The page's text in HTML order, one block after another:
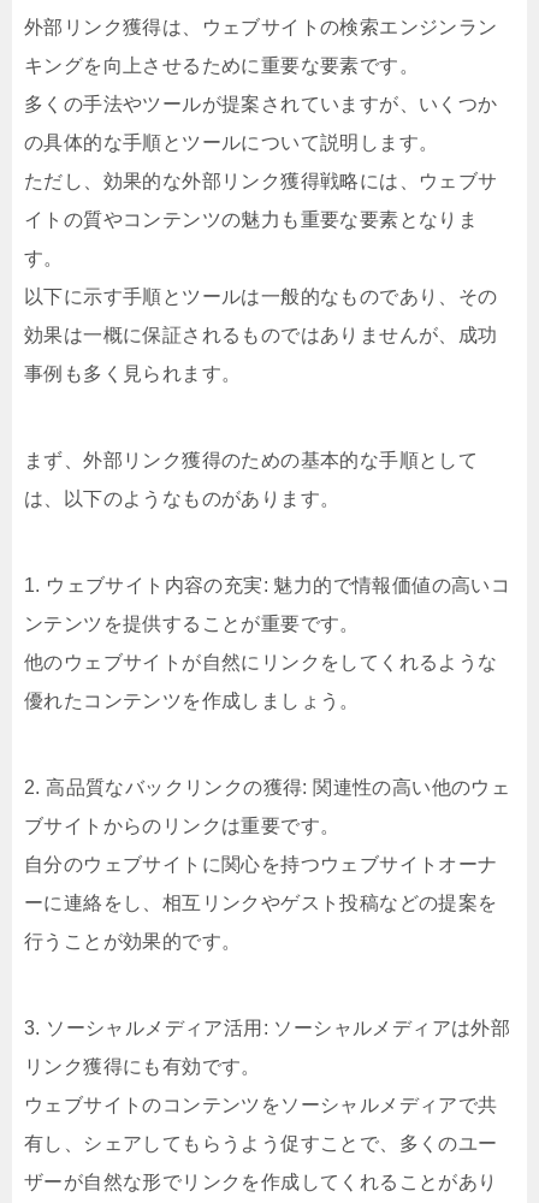
外部リンク獲得は、ウェブサイトの検索エンジンラン
キングを向上させるために重要な要素です。
多くの手法やツールが提案されていますが、いくつか
の具体的な手順とツールについて説明します。
ただし、効果的な外部リンク獲得戦略には、ウェブサ
イトの質やコンテンツの魅力も重要な要素となりま
す。
以下に示す手順とツールは一般的なものであり、その
効果は一概に保証されるものではありませんが、成功
事例も多く見られます。
まず、外部リンク獲得のための基本的な手順として
は、以下のようなものがあります。
1. ウェブサイト内容の充実: 魅力的で情報価値の高いコ
ンテンツを提供することが重要です。
他のウェブサイトが自然にリンクをしてくれるような
優れたコンテンツを作成しましょう。
2. 高品質なバックリンクの獲得: 関連性の高い他のウェ
ブサイトからのリンクは重要です。
自分のウェブサイトに関心を持つウェブサイトオーナ
ーに連絡をし、相互リンクやゲスト投稿などの提案を
行うことが効果的です。
3. ソーシャルメディア活用: ソーシャルメディアは外部
リンク獲得にも有効です。
ウェブサイトのコンテンツをソーシャルメディアで共
有し、シェアしてもらうよう促すことで、多くのユー
ザーが自然な形でリンクを作成してくれることがあり